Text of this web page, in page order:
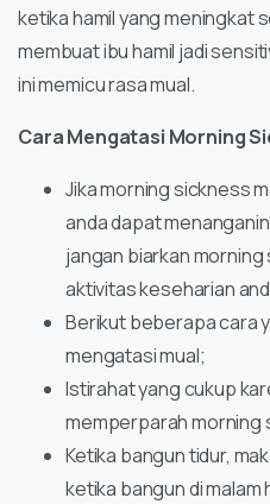
ketika hamil yang meningkat
membuat ibu hamil jadi
ini memicu rasa mual.
Cara Mengatasi Morning
Jika morning sickness
anda dapat
jangan biarkan
aktivitas keseharian
Berikut beberapa cara
mengatasi mual;
Istirahat yang cukup
memperparah morning
Ketika bangun tidur,
ketika bangun di malam